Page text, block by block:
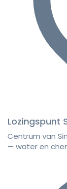
Lozingspunt
Centrum van
— water en